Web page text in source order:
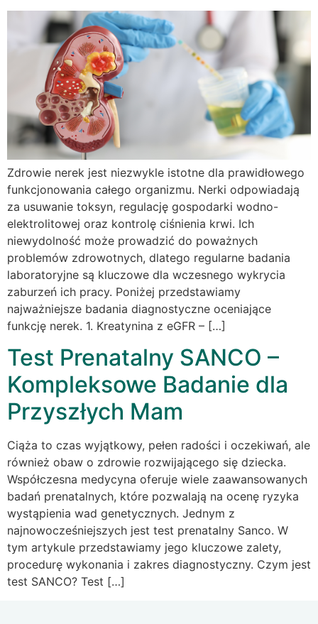
Zdrowie nerek jest niezwykle istotne dla prawidłowego
funkcjonowania całego organizmu. Nerki odpowiadają
za usuwanie toksyn, regulację gospodarki wodno-
elektrolitowej oraz kontrolę ciśnienia krwi. Ich
niewydolność może prowadzić do poważnych
problemów zdrowotnych, dlatego regularne badania
laboratoryjne są kluczowe dla wczesnego wykrycia
zaburzeń ich pracy. Poniżej przedstawiamy
najważniejsze badania diagnostyczne oceniające
funkcję nerek. 1. Kreatynina z eGFR – […]
Test Prenatalny SANCO –
Kompleksowe Badanie dla
Przyszłych Mam
Ciąża to czas wyjątkowy, pełen radości i oczekiwań, ale
również obaw o zdrowie rozwijającego się dziecka.
Współczesna medycyna oferuje wiele zaawansowanych
badań prenatalnych, które pozwalają na ocenę ryzyka
wystąpienia wad genetycznych. Jednym z
najnowocześniejszych jest test prenatalny Sanco. W
tym artykule przedstawiamy jego kluczowe zalety,
procedurę wykonania i zakres diagnostyczny. Czym jest
test SANCO? Test […]